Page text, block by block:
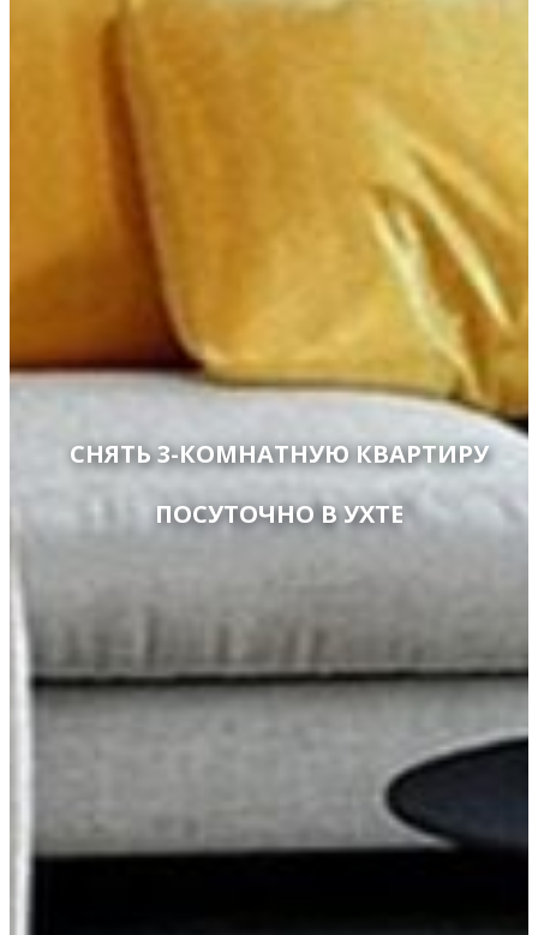
СНЯТЬ 3-КОМНАТНУЮ КВАРТИРУ
ПОСУТОЧНО В УХТЕ